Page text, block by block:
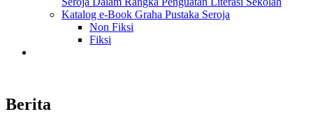
Katalog e-Book Graha Pustaka Seroja
Non Fiksi
Fiksi
Berita